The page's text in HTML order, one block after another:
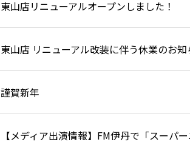
東山店リニューアルオープンしました！
東山店 リニューアル改装に伴う休業のお知
謹賀新年
【メディア出演情報】FM伊丹で「スーパ